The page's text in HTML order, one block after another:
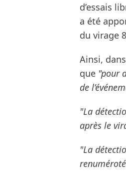
d’essais
a été
du virage
Ainsi,
que "pour
de
"La
après le
"La